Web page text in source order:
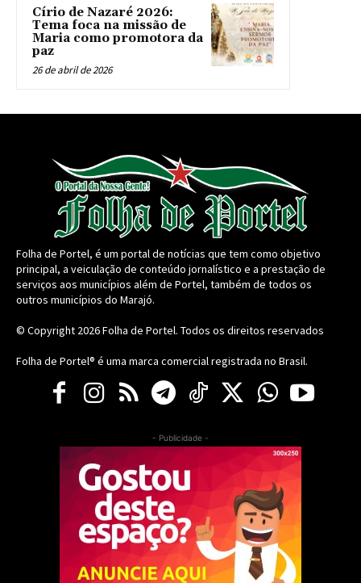
Círio de Nazaré 2026:
Tema foca na missão de
Maria como promotora da
paz
26 de abril de 2026
Folha de Portel, é um portal de notícias que tem como objetivo
principal, a veiculação de conteúdo jornalístico e a prestação de
serviços aos municípios além de Portel, também de todos os
outros municípios do Marajó.
© Copyright 2026Folha de Portel. Todos os direitos reservados
Folha de Portel® é uma marca comercial registrada no Brasil.
- Publicidade -